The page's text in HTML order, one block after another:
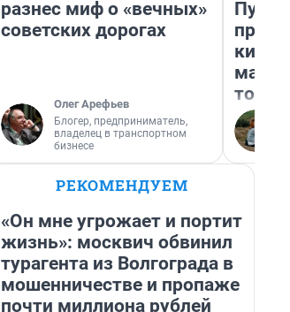
разнес миф о «вечных»
советских дорогах
Олег Арефьев
Блогер, предприниматель,
владелец в транспортном
бизнесе
того
РЕКОМЕНДУЕМ
«Он мне угрожает и портит
жизнь»: москвич обвинил
турагента из Волгограда в
мошенничестве и пропаже
почти миллиона рублей